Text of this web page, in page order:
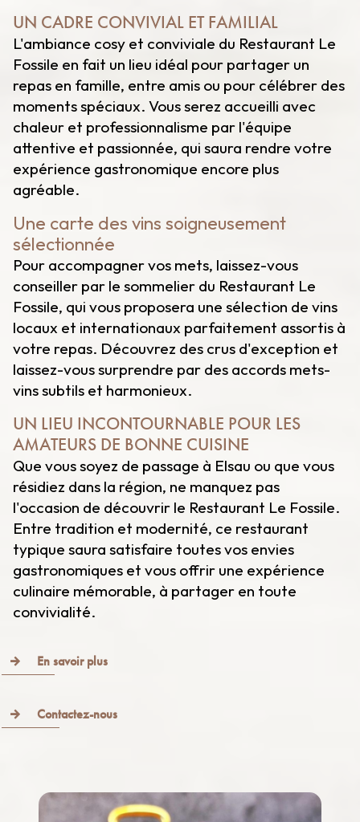
UN CADRE CONVIVIAL ET FAMILIAL
L'ambiance cosy et conviviale du Restaurant Le
Fossile en fait un lieu idéal pour partager un
repas en famille, entre amis ou pour célébrer des
moments spéciaux. Vous serez accueilli avec
chaleur et professionnalisme par l'équipe
attentive et passionnée, qui saura rendre votre
expérience gastronomique encore plus
agréable.
Une carte des vins soigneusement
sélectionnée
Pour accompagner vos mets, laissez-vous
conseiller par le sommelier du Restaurant Le
Fossile, qui vous proposera une sélection de vins
locaux et internationaux parfaitement assortis à
votre repas. Découvrez des crus d'exception et
laissez-vous surprendre par des accords mets-
vins subtils et harmonieux.
UN LIEU INCONTOURNABLE POUR LES
AMATEURS DE BONNE CUISINE
Que vous soyez de passage à Elsau ou que vous
résidiez dans la région, ne manquez pas
l'occasion de découvrir le Restaurant Le Fossile.
Entre tradition et modernité, ce restaurant
typique saura satisfaire toutes vos envies
gastronomiques et vous offrir une expérience
culinaire mémorable, à partager en toute
convivialité.
En savoir plus
Contactez-nous